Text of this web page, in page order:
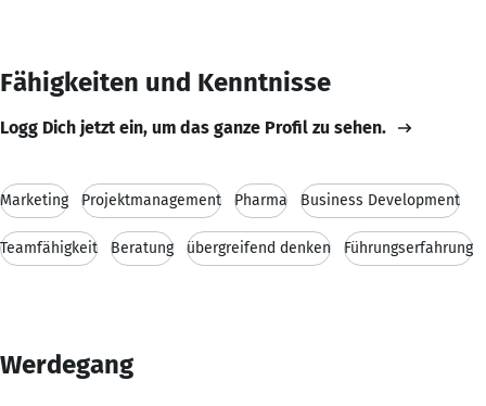
Fähigkeiten und Kenntnisse
Logg Dich jetzt ein, um das ganze Profil zu sehen.
Marketing Projektmanagement Pharma Business Development
Teamfähigkeit Beratung übergreifend denken Führungserfahrung
Werdegang